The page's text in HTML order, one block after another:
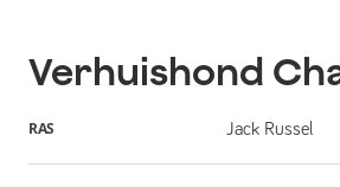
Verhuishond
RAS Jack Russel